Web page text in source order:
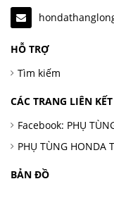
HỖ TRỢ
Tìm kiếm
CÁC TRANG LIÊN KẾT
Facebook: PHỤ
PHỤ TÙNG HONDA
BẢN ĐỒ